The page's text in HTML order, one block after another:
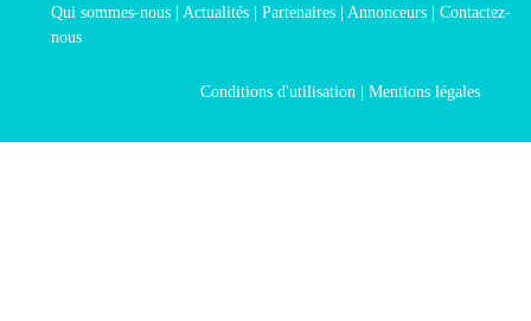
Qui sommes-nous | Actualités |Partenaires | Annonceurs |Contactez-
nous
Conditions d'utilisation | Mentions légales